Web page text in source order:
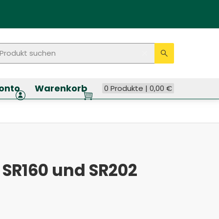
Suche
suchen
Eingabe
Suche
Warenkorb 0 Produkte |0,00€
und SR202